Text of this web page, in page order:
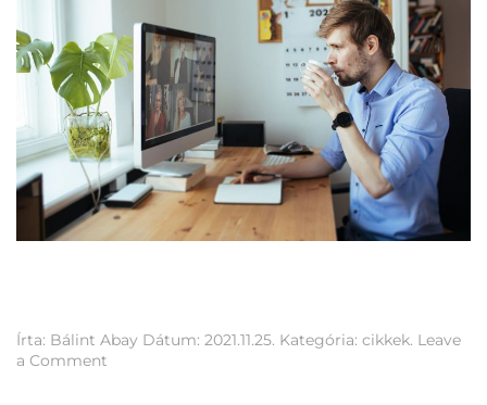
Írta: Bálint Abay Dátum: 2021.11.25. Kategória: cikkek. Leave
a Comment